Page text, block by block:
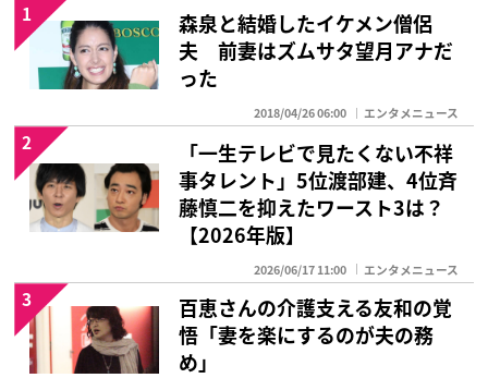
森泉と結婚したイケメン僧侶
夫 前妻はズムサタ望月アナだ
った
2018/04/26 06:00 エンタメニュース
1
「一生テレビで見たくない不祥
事タレント」5位渡部建、4位斉
藤慎二を抑えたワースト3は？
【2026年版】
2026/06/17 11:00 エンタメニュース
2
百恵さんの介護支える友和の覚
悟「妻を楽にするのが夫の務
め」
3